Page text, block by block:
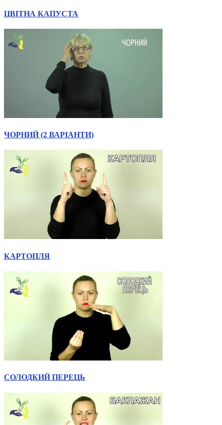
ЦВІТНА КАПУСТА
ЧОРНИЙ (2 ВАРІАНТИ)
КАРТОПЛЯ
СОЛОДКИЙ ПЕРЕЦЬ